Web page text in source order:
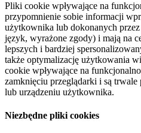
Pliki cookie wpływające na
przypomnienie sobie informacji
użytkownika lub dokonanych
język, wyrażone zgody) i mają na
lepszych i bardziej
także optymalizację użytkowania
cookie wpływające na
zamknięciu przeglądarki i są
lub urządzeniu użytkownika.
Niezbędne pliki cookies